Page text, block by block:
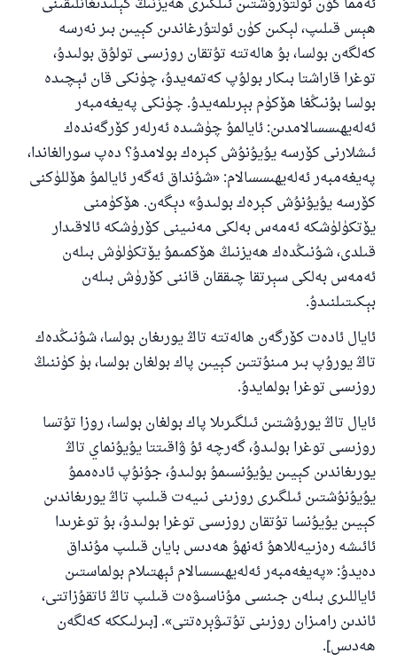
ھېس قىلىپ، لېكىن كۈن ئولتۇرغاندىن كېيىن بىر نەرسە
كەلگەن بولسا، بۇ ھالەتتە تۇتقان روزىسى تولۇق بولىدۇ،
توغرا قاراشتا بىكار بولۇپ كەتمەيدۇ، چۈنكى قان ئېچىدە
بولسا بۇنىڭغا ھۆكۈم بېرىلمەيدۇ. چۈنكى پەيغەمبەر
ئەلەيھىسسالامدىن: ئايالمۇ چۈشىدە ئەرلەر كۆرگەندەك
ئىشلارنى كۆرسە يۇيۇنۇش كېرەك بولامدۇ؟ دەپ سورالغاندا،
پەيغەمبەر ئەلەيھىسسالام: «شۇنداق ئەگەر ئايالمۇ ھۆللۈكنى
كۆرسە يۇيۇنۇش كېرەك بولىدۇ» دېگەن. ھۆكۈمنى
يۆتكۈلۈشكە ئەمەس بەلكى مەنىينى كۆرۈشكە ئالاقىدار
قىلدى، شۇنىڭدەك ھەيزنىڭ ھۆكمىمۇ يۆتكۈلۈش بىلەن
ئەمەس بەلكى سېرتقا چىققان قاننى كۆرۈش بىلەن
بېكىتىلنىدۇ.
ئايال ئادەت كۆرگەن ھالەتتە تاڭ يورىغان بولسا، شۇنىڭدەك
تاڭ يورۇپ بىر مىنۇتتىن كېيىن پاك بولغان بولسا، بۈ كۈننىڭ
روزىسى توغرا بولمايدۇ.
ئايال تاڭ يورۇشتىن ئىلگىرىلا پاك بولغان بولسا، روزا تۇتسا
روزىسى توغرا بولىدۇ، گەرچە ئۇ ۋاقىتتا يۇيۇنماي تاڭ
يورىغاندىن كېيىن يۇيۇنسىمۇ بولىدۇ، جۇنۇپ ئادەممۇ
يۇيۇنۇشتىن ئىلگىرى روزىنى نىيەت قىلىپ تاڭ يورىغاندىن
كېيىن يۇيۇنسا تۇتقان روزىسى توغرا بولىدۇ، بۇ توغرىدا
ئائىشە رەزىيەللاھۇ ئەنھۇ ھەدىس بايان قىلىپ مۇنداق
دەيدۇ: «پەيغەمبەر ئەلەيھىسسالام ئېھتىلام بولماستىن
ئاياللىرى بىلەن جىنسى مۇناسىۋەت قىلىپ تاڭ ئاتقۇزاتتى،
ئاندىن رامىزان روزىنى تۇتىۋېرەتتى». [بىرلىككە كەلگەن
ھەدىس].